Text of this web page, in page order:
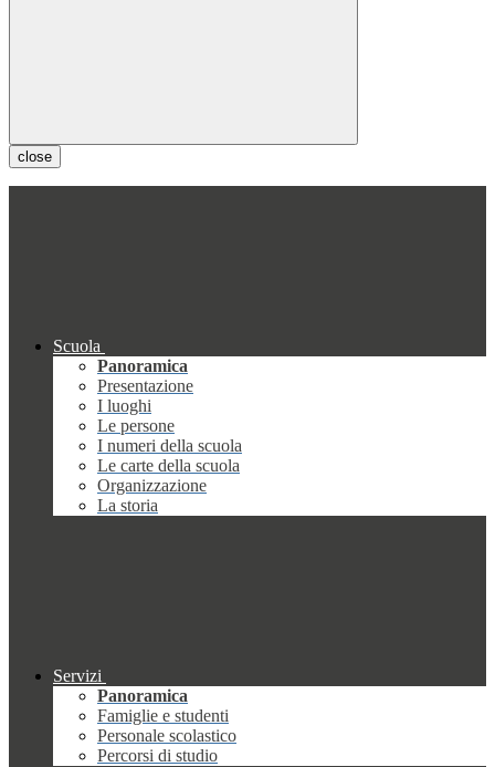
close
Scuola
Panoramica
Presentazione
I luoghi
Le persone
I numeri della scuola
Le carte della scuola
Organizzazione
La storia
Servizi
Panoramica
Famiglie e studenti
Personale scolastico
Percorsi di studio